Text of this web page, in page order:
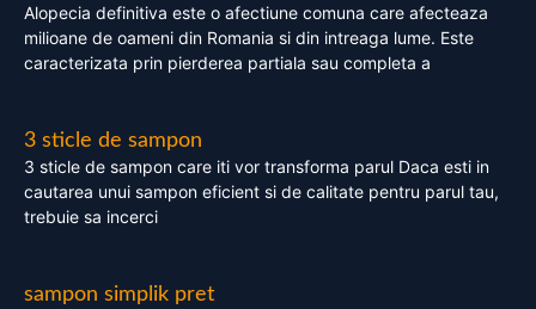
Alopecia definitiva este o afectiune comuna care afecteaza
milioane de oameni din Romania si din intreaga lume. Este
caracterizata prin pierderea partiala sau completa a
3 sticle de sampon
3 sticle de sampon care iti vor transforma parul Daca esti in
cautarea unui sampon eficient si de calitate pentru parul tau,
trebuie sa incerci
sampon simplik pret